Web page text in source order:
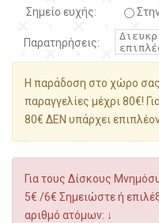
Σημείο ευχής:
Παρατηρήσεις:
Η παράδοση στο χώρο σας
παραγγελίες μέχρι 80€!
80€ ΔΕΝ υπάρχει
Για τους Δίσκους
5€ /6€ Σημειώστε ή
αριθμό ατόμων: ↓